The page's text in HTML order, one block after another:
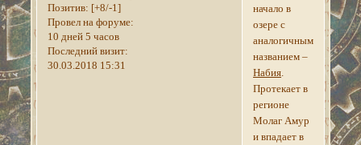
Позитив: [+8/-1]
Провел на форуме:
10 дней 5 часов
Последний визит:
30.03.2018 15:31
начало в
озере с
аналогичным
названием –
Набия
Протекает в
регионе
Молаг Амур
и впадает в